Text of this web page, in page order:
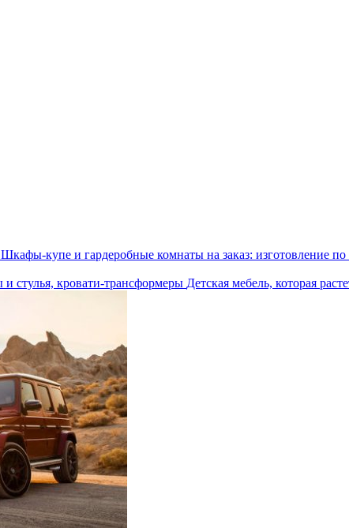
Шкафы-купе и гардеробные комнаты на заказ: изготовление по
Детская мебель, которая